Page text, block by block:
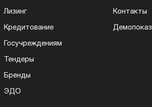
Лизинг
Кредитование
Госучреждениям
Тендеры
Бренды
ЭДО
Контакты
Демопоказ